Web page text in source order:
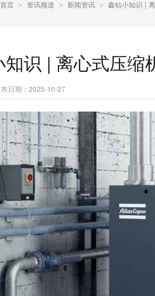
首页 > 资讯频道 > 新闻资讯 > 鑫钻小知识 |
知识 | 离心式压缩
日期：2025-10-27